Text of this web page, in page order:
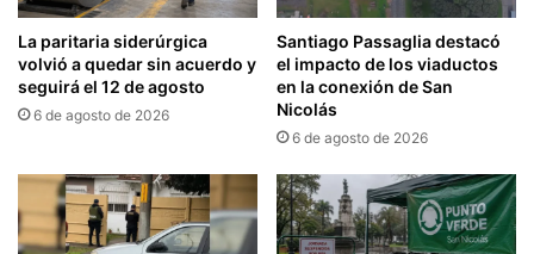
La paritaria siderúrgica
volvió a quedar sin acuerdo y
seguirá el 12 de agosto
6 de agosto de 2026
Santiago Passaglia destacó
el impacto de los viaductos
en la conexión de San
Nicolás
6 de agosto de 2026